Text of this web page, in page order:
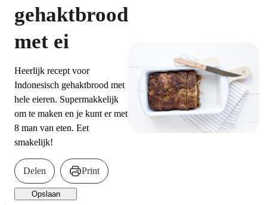
gehaktbrood
met ei
Heerlijk recept voor
Indonesisch gehaktbrood met
hele eieren. Supermakkelijk
om te maken en je kunt er met
8 man van eten. Eet
smakelijk!
Delen Print
Opslaan